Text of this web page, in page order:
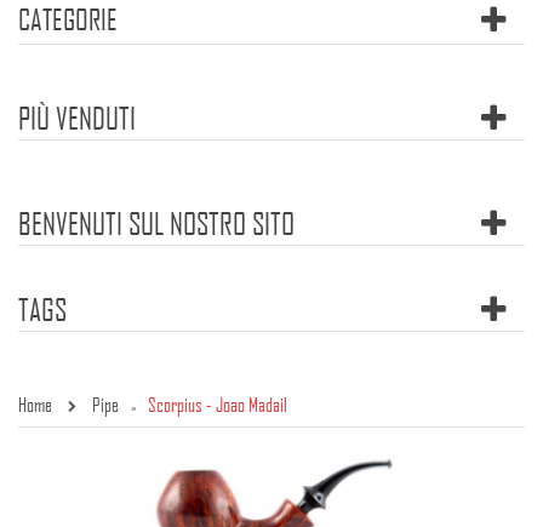
CATEGORIE
PIÙ VENDUTI
BENVENUTI SUL NOSTRO SITO
TAGS
Home Pipe » Scorpius - Joao Madail